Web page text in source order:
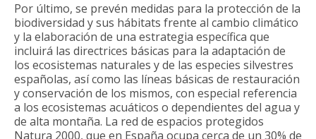
Por último, se prevén medidas para la protección de la
biodiversidad y sus hábitats frente al cambio climático
y la elaboración de una estrategia específica que
incluirá las directrices básicas para la adaptación de
los ecosistemas naturales y de las especies silvestres
españolas, así como las líneas básicas de restauración
y conservación de los mismos, con especial referencia
a los ecosistemas acuáticos o dependientes del agua y
de alta montaña. La red de espacios protegidos
Natura 2000, que en España ocupa cerca de un 30% de